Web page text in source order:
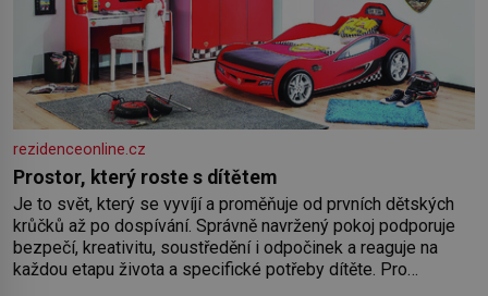
rezidenceonline.cz
Prostor, který roste s dítětem
Je to svět, který se vyvíjí a proměňuje od prvních dětských
krůčků až po dospívání. Správně navržený pokoj podporuje
bezpečí, kreativitu, soustředění i odpočinek a reaguje na
každou etapu života a specifické potřeby dítěte. Pro